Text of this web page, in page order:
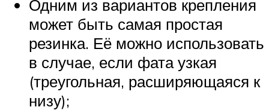
Одним из вариантов крепления
может быть самая простая
резинка. Её можно использовать
в случае, если фата узкая
(треугольная, расширяющаяся к
низу);